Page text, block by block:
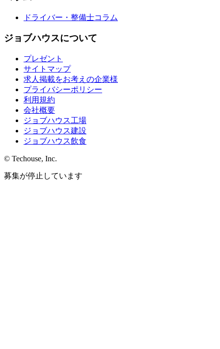
ドライバー・整備士コラム
ジョブハウスについて
プレゼント
サイトマップ
求人掲載をお考えの企業様
プライバシーポリシー
利用規約
会社概要
ジョブハウス工場
ジョブハウス建設
ジョブハウス飲食
© Techouse, Inc.
募集が停止しています